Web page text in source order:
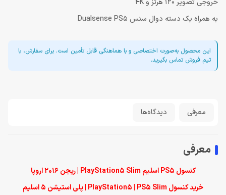
خروجی تصویر 120 هرتز و 4K
به همراه یک دسته دوال سنس Dualsense PS5
این محصول به‌صورت اختصاصی و با هماهنگی قابل تأمین است. برای سفارش، با
تیم فروش تماس بگیرید.
معرفی دیدگاه‌ها
معرفی
کنسول PS5 اسلیم PlayStation5 Slim | ریجن 2016 اروپا
خرید کنسول PlayStation5 | PS5 Slim | پلی استیشن 5 اسليم